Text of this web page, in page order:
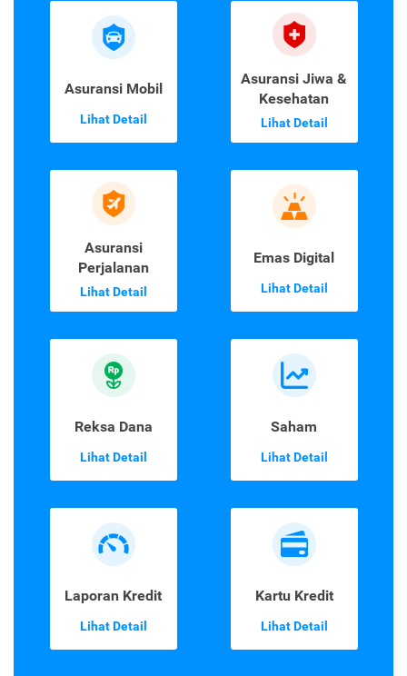
Asuransi Mobil
Lihat Detail
Asuransi Jiwa &
Kesehatan
Lihat Detail
Asuransi
Perjalanan
Lihat Detail
Emas Digital
Lihat Detail
Reksa Dana
Lihat Detail
Saham
Lihat Detail
Laporan Kredit
Lihat Detail
Kartu Kredit
Lihat Detail